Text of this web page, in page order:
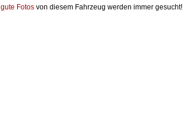
gute Fotos von diesem Fahrzeug werden immer gesucht!